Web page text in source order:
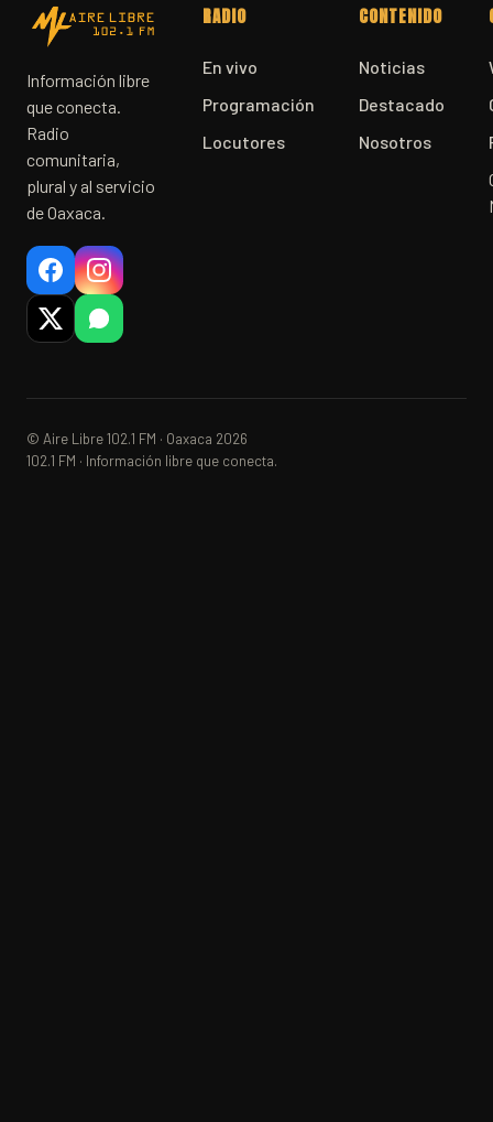
Información libre
que conecta.
Radio
comunitaria,
plural y al servicio
de Oaxaca.
RADIO
En vivo
Programación
Locutores
CONTENIDO
Noticias
Destacado
Nosotros
© Aire Libre 102.1 FM · Oaxaca 2026
102.1 FM · Información libre que conecta.